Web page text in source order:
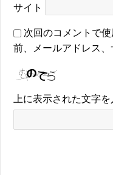
サイト
次回のコメントで
前、メールアドレス、
上に表示された文字